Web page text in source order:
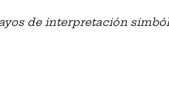
de interpretación